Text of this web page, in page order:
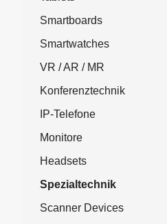
Smartboards
Smartwatches
VR / AR / MR
Konferenztechnik
IP-Telefone
Monitore
Headsets
Spezialtechnik
Scanner Devices